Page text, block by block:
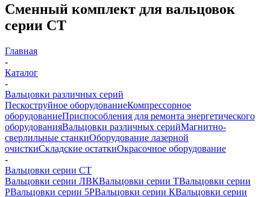
Сменный комплект для вальцовок
серии СТ
Главная
-
Каталог
-
Вальцовки различных серий
Пескоструйное оборудованиеКомпрессорное
оборудованиеПриспособления для ремонта энергетического
оборудованияВальцовки различных серийМагнитно-
сверлильные станкиОборудование лазерной
очисткиСкладские остаткиОкрасочное оборудование
-
Вальцовки серии СТ
Вальцовки серии ЛВКВальцовки серии ТВальцовки серии
РВальцовки серии 5РВальцовки серии КВальцовки серии